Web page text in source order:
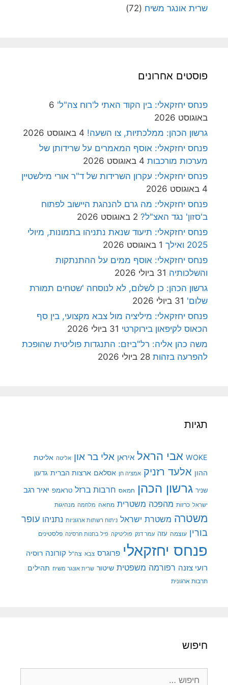
שרית אונגר משיח (72)
פוסטים אחרונים
פנחס יחזקאלי: בין הקוד האתי ל'רוח צה"ל' 6
באוגוסט 2026
גרשון הכהן: ממלכתיות, צו השעה! 4 באוגוסט 2026
פנחס יחזקאלי: אוסף המאמרים על שרידותן של
מערכות מורכבות 4 באוגוסט 2026
פנחס יחזקאלי: עקרון השרידות של ד"ר אורי מילשטיין
4 באוגוסט 2026
פנחס יחזקאלי: מה גרם להנהגת היישוב לפתוח
ב'סזון' נגד האצ"ל? 2 באוגוסט 2026
פנחס יחזקאלי: תיעוד שנאת נתניהו בתמונות, מיולי
2025 ואילך
1 באוגוסט 2026
פנחס יחזקאלי: אוסף ממים על ההתנתקות
והשלכותיה 31 ביולי 2026
גרשון הכהן: כן לשלום, לא לנוסחה 'שטחים תמורת
שלום' 31 ביולי 2026
פנחס יחזקאלי: מיליציה מול צבא מקצועי, בין סף
הכאוס לקיפאון בירוקרטי 31 ביולי 2026
משה כהן אליה: רל"ביזם: התנגדות פוליטית שהופכת
להפרעה בזהות 28 ביולי 2026
תגיות
WOKE אבי הראל איראן אלי בר און אליטה אליטת
ההון אלעד רזניק אמציה חן אסלאם ארצות הברית גדעון
שניר גרשון הכהן חמאס חרבות ברזל טראמפ יאיר רגב
ישראל כרזות מהפכה משטרית מחאה מלחמה מנהיגות
משטרה משטרת ישראל ניתוח רשתות ארגוניות נתניהו עופר
בורין עוצמה עזה עמר דנק פוליטיקה פיל בחנות חרסינה פלסטינים
פנחס יחזקאלי פרוגרס צבא צה"ל קורונה רוסיה
רועי צזנה רפורמה משפטית שיטור שרית אונגר משיח תהילים
תרבות ארגונית
חיפוש